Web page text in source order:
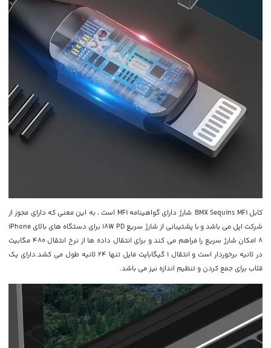
کابل BMX Sequins MFi شارژ دارای گواهینامه MFi است ، به این معنی که دارای مجوز از
شرکت اپل می باشد و
با پشتیبانی از شارژ سریع 18W PD برای دستگاه های بالای iPhone
8 امکان شارژ سریع را فراهم می کند و برای انتقال داده ها از نرخ انتقال 480 مگابیت
در ثانیه برخوردار است و
انتقال 1 گیگابایت فایل تنها 24 ثانیه طول می کشد.دارای یک
قلاب برای جمع کردن و تنظیم اندازه نیز می باشد.